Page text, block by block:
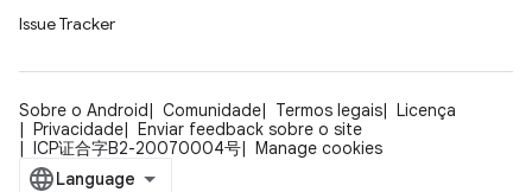
Issue Tracker
Sobre o Android Comunidade Termos legais
Licença
Privacidade
Enviar feedback sobre o site
ICP证合字B2-20070004号
Manage cookies